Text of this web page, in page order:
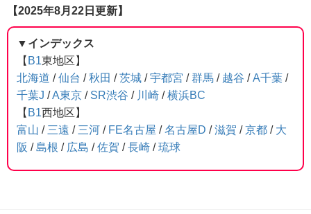
【2025年8月22日更新】
▼インデックス
【 B1東地区】
北海道 /仙台 /秋田 /茨城 /宇都宮 /群馬 / 越谷 /A千葉 /
千葉J /A東京 / SR渋谷 / 川崎 /横浜BC
【 B1西地区】
富山 / 三遠 / 三河 / FE名古屋 /名古屋D /滋賀 /京都 / 大
阪 /島根 / 広島 /佐賀 /長崎 /琉球